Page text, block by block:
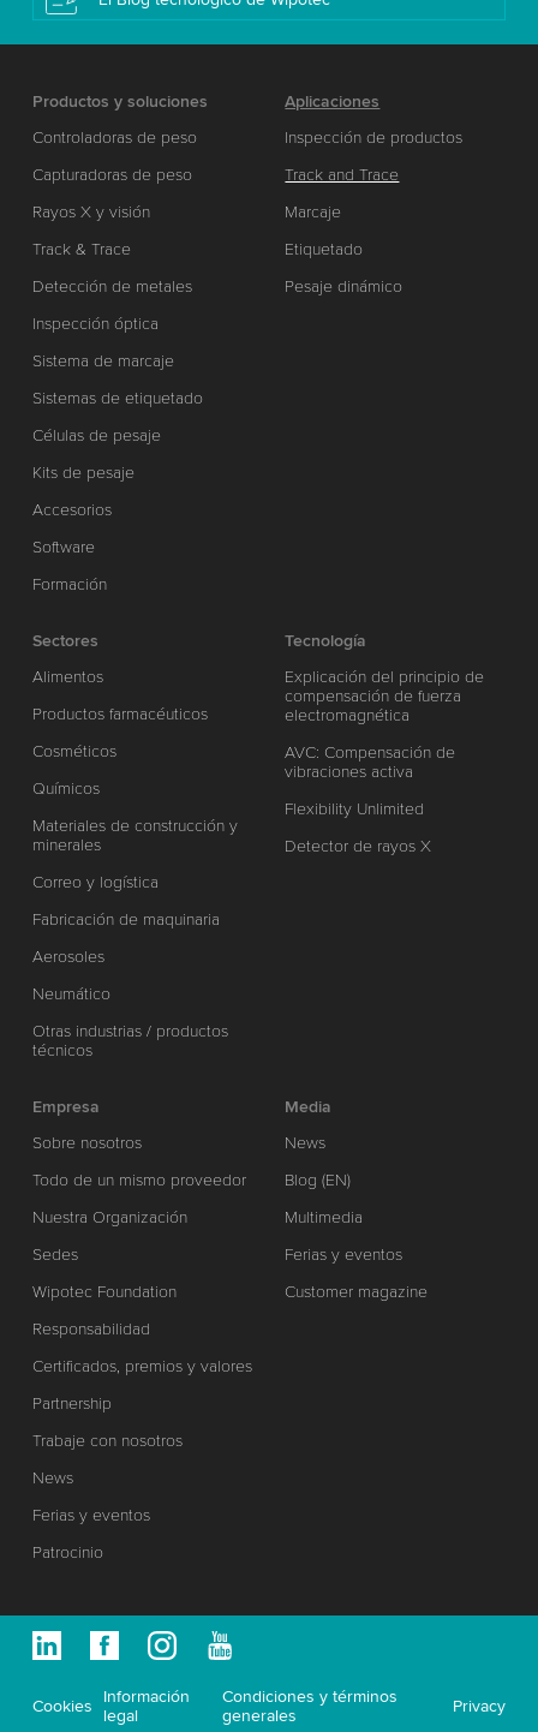
Productos y soluciones
Controladoras de peso
Capturadoras de peso
Rayos X y visión
Track & Trace
Detección de metales
Inspección óptica
Sistema de marcaje
Sistemas de etiquetado
Células de pesaje
Kits de pesaje
Accesorios
Software
Formación
Aplicaciones
Inspección de productos
Track and Trace
Marcaje
Etiquetado
Pesaje dinámico
Sectores
Alimentos
Productos farmacéuticos
Cosméticos
Químicos
Materiales de construcción y
minerales
Correo y logística
Fabricación de maquinaria
Aerosoles
Neumático
Otras industrias / productos
técnicos
Tecnología
Explicación del principio de
compensación de fuerza
electromagnética
AVC: Compensación de
vibraciones activa
Flexibility Unlimited
Detector de rayos X
Empresa
Sobre nosotros
Todo de un mismo proveedor
Nuestra Organización
Sedes
Wipotec Foundation
Responsabilidad
Certificados, premios y valores
Partnership
Trabaje con nosotros
News
Ferias y eventos
Patrocinio
Media
News
Blog (EN)
Multimedia
Ferias y eventos
Customer magazine
Cookies
Información
legal
Condiciones y términos
generales
Privacy